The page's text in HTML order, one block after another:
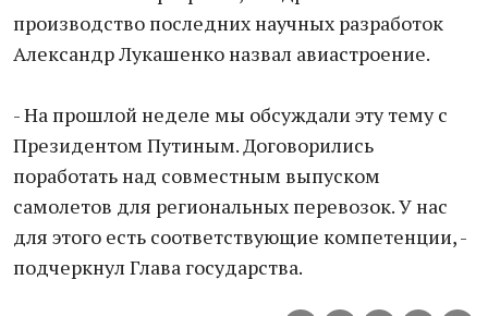
производство последних научных разработок
Александр Лукашенко назвал авиастроение.
- На прошлой неделе мы обсуждали эту тему с
Президентом Путиным. Договорились
поработать над совместным выпуском
самолетов для региональных перевозок. У нас
для этого есть соответствующие компетенции, -
подчеркнул Глава государства.